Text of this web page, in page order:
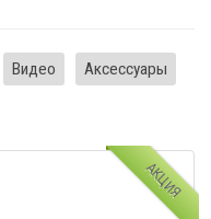
Видео Аксессуары
АКЦИЯ